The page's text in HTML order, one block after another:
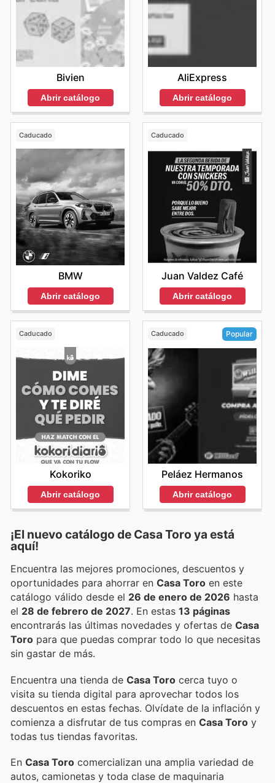
Bivien
Abrir catálogo
AliExpress
Abrir catálogo
Caducado
BMW
Abrir catálogo
Caducado
Juan Valdez Café
Abrir catálogo
Caducado
Kokoriko
Abrir catálogo
Caducado Popular
Peláez Hermanos
Abrir catálogo
¡El nuevo catálogo de Casa Toro ya está
aquí!
Encuentra las mejores promociones, descuentos y
oportunidades para ahorrar en Casa Toro en este
catálogo válido desde el 26 de enero de 2026 hasta
el 28 de febrero de 2027 . En estas 13 páginas
encontrarás las últimas novedades y ofertas de Casa
Toro para que puedas comprar todo lo que necesitas
sin gastar de más.
Encuentra una tienda de Casa Toro cerca tuyo o
visita su tienda digital para aprovechar todos los
descuentos en estas fechas. Olvídate de la inflación y
comienza a disfrutar de tus compras en Casa Toro y
todas tus tiendas favoritas.
En Casa Toro comercializan una amplia variedad de
autos, camionetas y toda clase de maquinaria